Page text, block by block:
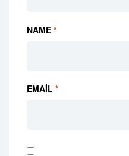
NAME *
EMAIL *